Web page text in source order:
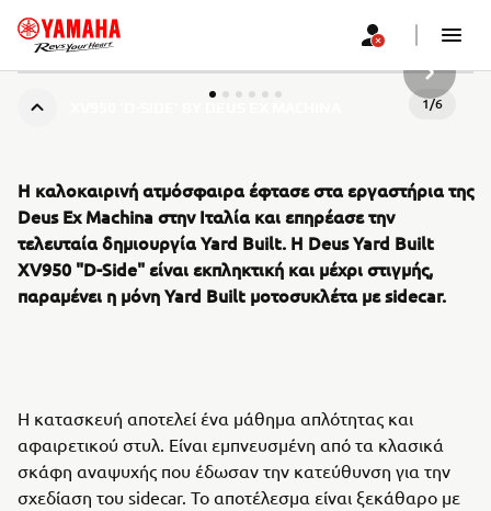
1/6
ΝΈΟ
Η καλοκαιρινή ατμόσφαιρα έφτασε στα εργαστήρια της
Deus Ex Machina στην Ιταλία και επηρέασε την
τελευταία δημιουργία Yard Built. Η Deus Yard Built
XV950 "D-Side" είναι εκπληκτική και μέχρι στιγμής,
παραμένει η μόνη Yard Built μοτοσυκλέτα με sidecar.
Η κατασκευή αποτελεί ένα μάθημα απλότητας και
αφαιρετικού στυλ. Είναι εμπνευσμένη από τα κλασικά
σκάφη αναψυχής που έδωσαν την κατεύθυνση για την
σχεδίαση του sidecar. Το αποτέλεσμα είναι ξεκάθαρο με